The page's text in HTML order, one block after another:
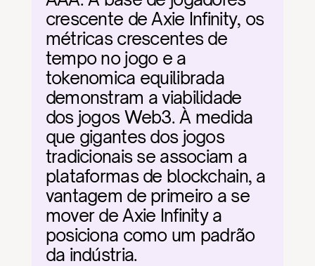
crescente de Axie Infinity, os
métricas crescentes de
tempo no jogo e a
tokenomica equilibrada
demonstram a viabilidade
dos jogos Web3. À medida
que gigantes dos jogos
tradicionais se associam a
plataformas de blockchain, a
vantagem de primeiro a se
mover de Axie Infinity a
posiciona como um padrão
da indústria.